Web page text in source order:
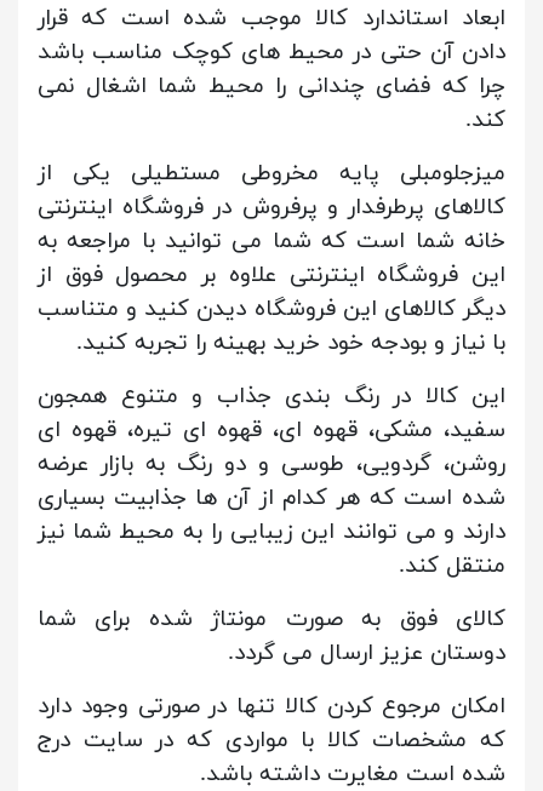
ابعاد استاندارد کالا موجب شده است که قرار
دادن آن حتی در محیط های کوچک مناسب باشد
چرا که فضای چندانی را محیط شما اشغال نمی
کند.
میزجلومبلی پایه مخروطی مستطیلی یکی از
کالاهای پرطرفدار و پرفروش در فروشگاه اینترنتی
خانه شما است که شما می توانید با مراجعه به
این فروشگاه اینترنتی علاوه بر محصول فوق از
دیگر کالاهای این فروشگاه دیدن کنید و متناسب
با نیاز و بودجه خود خرید بهینه را تجربه کنید.
این کالا در رنگ بندی جذاب و متنوع همجون
سفید، مشکی، قهوه ای، قهوه ای تیره، قهوه ای
روشن، گردویی، طوسی و دو رنگ به بازار عرضه
شده است که هر کدام از آن ها جذابیت بسیاری
دارند و می توانند این زیبایی را به محیط شما نیز
منتقل کند.
کالای فوق به صورت مونتاژ شده برای شما
دوستان عزیز ارسال می گردد.
امکان مرجوع کردن کالا تنها در صورتی وجود دارد
که مشخصات کالا با مواردی که در سایت درج
شده است مغایرت داشته باشد.